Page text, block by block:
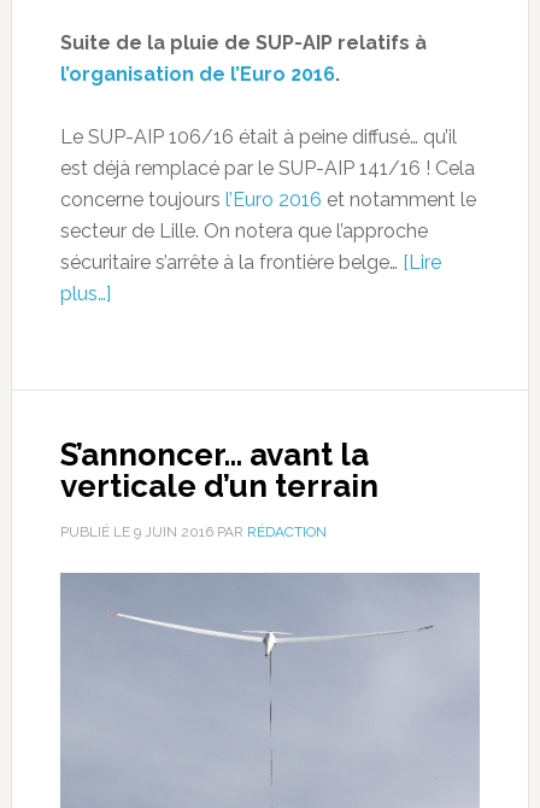
Suite de la pluie de SUP-AIP relatifs à
l’organisation de l’Euro 2016.
Le SUP-AIP 106/16 était à peine diffusé… qu’il
est déjà remplacé par le SUP-AIP 141/16 ! Cela
concerne toujours l’Euro 2016 et notamment le
secteur de Lille. On notera que l’approche
sécuritaire s’arrête à la frontière belge… [Lire
plus…]
S’annoncer… avant la
verticale d’un terrain
PUBLIÉ LE 9 JUIN 2016PAR RÉDACTION